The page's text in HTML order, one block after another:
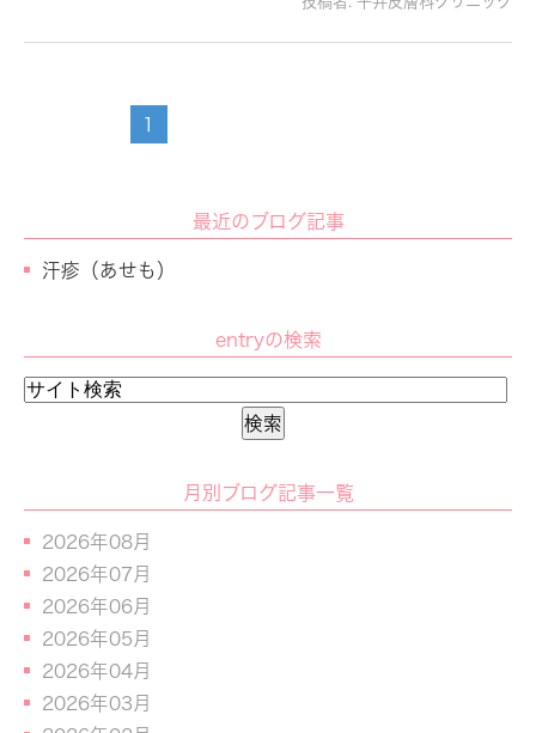
1
最近のブログ記事
汗疹（あせも）
entryの検索
月別ブログ記事一覧
2026年08月
2026年07月
2026年06月
2026年05月
2026年04月
2026年03月